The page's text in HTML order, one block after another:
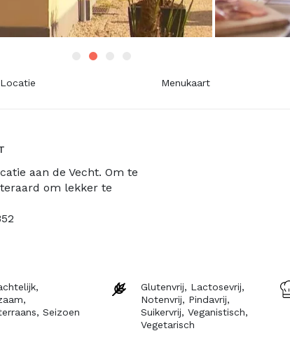
Locatie Menukaart
aan de Vecht. Om te
om lekker te
Seizoen
Glutenvrij, Lactosevrij,
Notenvrij, Pindavrij,
Suikervrij,Veganistisch,
Vegetarisch